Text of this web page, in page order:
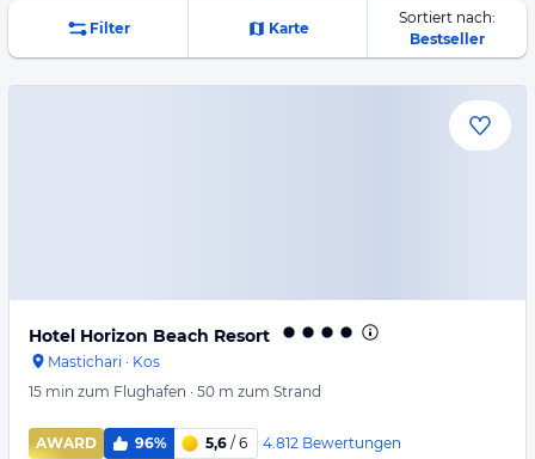
Filter Karte
Sortiert nach:
Bestseller
Hotel Horizon Beach Resort
Mastichari · Kos
15 min zum Flughafen · 50 m zum Strand
AWARD 96% 5,6 / 6 4.812 Bewertungen